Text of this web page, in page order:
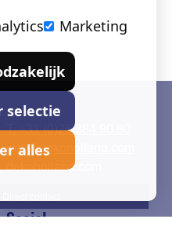
T. +31 (0)26 384 90 80
info@dekoholland.com
dekoholland.com
Social
Marketing
selectie
alles